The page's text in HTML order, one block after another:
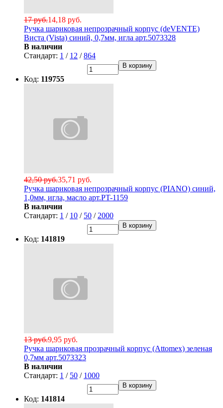
14,18 руб.
17 руб.
Ручка шариковая непрозрачный корпус (deVENTE)
Виста (Vista) синий, 0,7мм, игла арт.5073328
В наличии
Стандарт: 1 / 12 /864
В корзину
Код: 119755
35,71 руб.
42,50 руб.
Ручка шариковая непрозрачный корпус (PIANO) синий,
1,0мм, игла, масло арт.PT-1159
В наличии
Стандарт: 1 / 10 / 50 / 2000
В корзину
Код: 141819
9,95 руб.
13 руб.
Ручка шариковая прозрачный корпус (Attomex) зеленая
0,7мм арт.5073323
В наличии
Стандарт: 1 / 50 / 1000
В корзину
Код: 141814